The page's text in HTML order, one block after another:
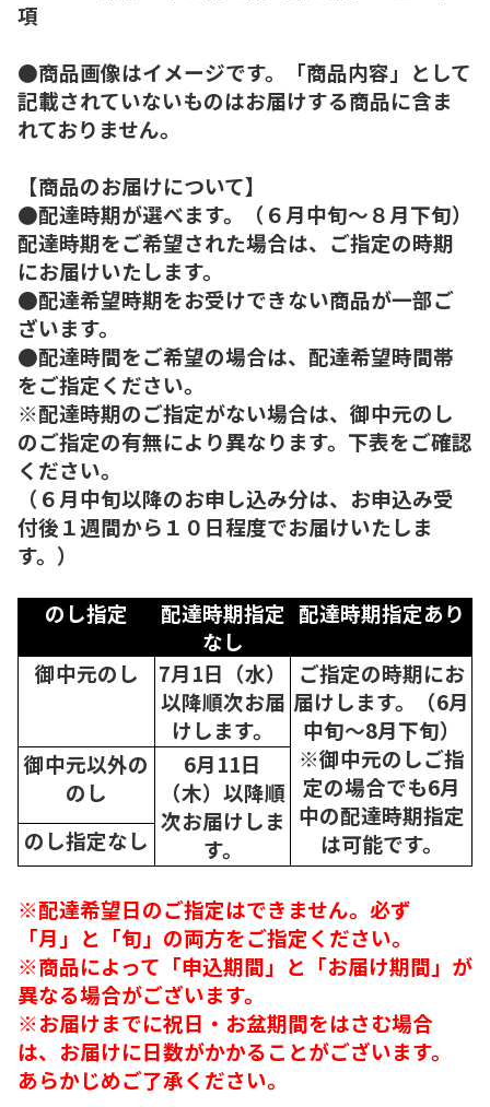
項
●商品画像はイメージです。「商品内容」として
記載されていないものはお届けする商品に含ま
れておりません。
【商品のお届けについて】
●配達時期が選べます。（６月中旬～８月下旬）
配達時期をご希望された場合は、ご指定の時期
にお届けいたします。
●配達希望時期をお受けできない商品が一部ご
ざいます。
●配達時間をご希望の場合は、配達希望時間帯
をご指定ください。
※配達時期のご指定がない場合は、御中元のし
のご指定の有無により異なります。下表をご確認
ください。
（６月中旬以降のお申し込み分は、お申込み受
付後１週間から１０日程度でお届けいたしま
す。）
のし指定
配達時期指定
なし
配達時期指定あり
御中元のし
7月1日（水）
以降順次お届
けします。
ご指定の時期にお
届けします。（6月
中旬～8月下旬）
※御中元のしご指
定の場合でも6月
中の配達時期指定
は可能です。
御中元以外の
のし
6月11日
（木）以降順
次お届けしま
す。
のし指定なし
※配達希望日のご指定はできません。必ず
「月」と「旬」の両方をご指定ください。
※商品によって「申込期間」と「お届け期間」が
異なる場合がございます。
※お届けまでに祝日・お盆期間をはさむ場合
は、お届けに日数がかかることがございます。
あらかじめご了承ください。